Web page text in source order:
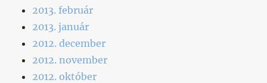
2013. február
2013. január
2012. december
2012. november
2012. október